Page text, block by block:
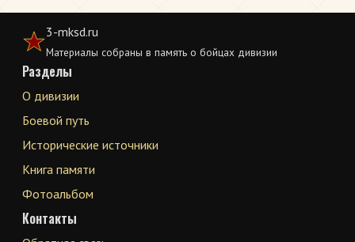
3-mksd.ru
Материалы собраны в память о бойцах дивизии
Разделы
О дивизии
Боевой путь
Исторические источники
Книга памяти
Фотоальбом
Контакты